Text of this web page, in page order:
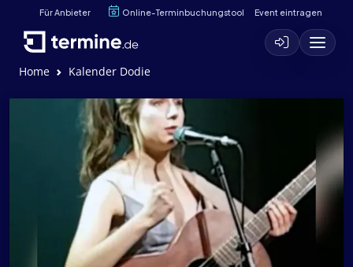
Für Anbieter Online-Terminbuchungstool Event eintragen
Home Kalender Dodie